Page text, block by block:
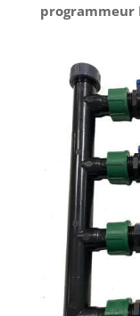
programmeur